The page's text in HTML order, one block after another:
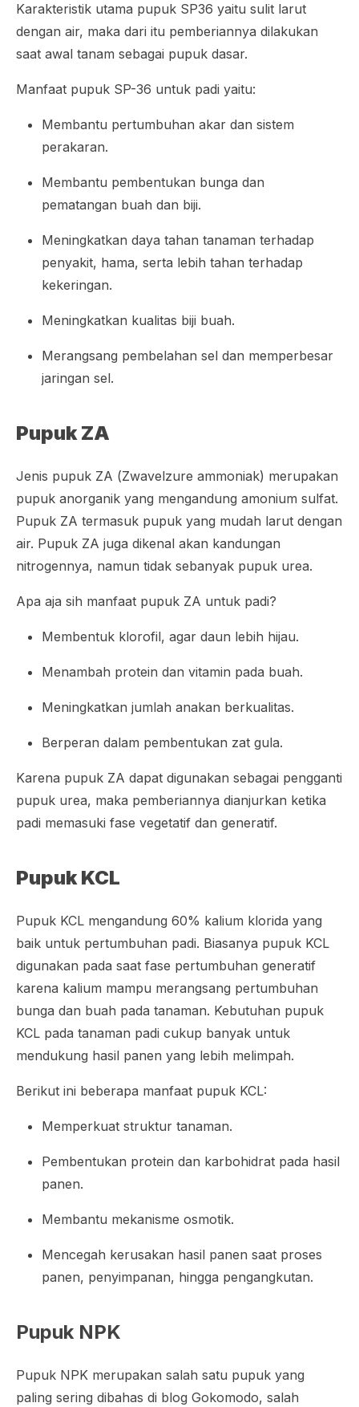
Karakteristik utama pupuk SP36 yaitu sulit larut
dengan air, maka dari itu pemberiannya dilakukan
saat awal tanam sebagai pupuk dasar.
Manfaat pupuk SP-36 untuk padi yaitu:
Membantu pertumbuhan akar dan sistem
perakaran.
Membantu pembentukan bunga dan
pematangan buah dan biji.
Meningkatkan daya tahan tanaman terhadap
penyakit, hama, serta lebih tahan terhadap
kekeringan.
Meningkatkan kualitas biji buah.
Merangsang pembelahan sel dan memperbesar
jaringan sel.
Pupuk ZA
Jenis pupuk ZA (Zwavelzure ammoniak) merupakan
pupuk anorganik yang mengandung amonium sulfat.
Pupuk ZA termasuk pupuk yang mudah larut dengan
air. Pupuk ZA juga dikenal akan kandungan
nitrogennya, namun tidak sebanyak pupuk urea.
Apa aja sih manfaat pupuk ZA untuk padi?
Membentuk klorofil, agar daun lebih hijau.
Menambah protein dan vitamin pada buah.
Meningkatkan jumlah anakan berkualitas.
Berperan dalam pembentukan zat gula.
Karena pupuk ZA dapat digunakan sebagai pengganti
pupuk urea, maka pemberiannya dianjurkan ketika
padi memasuki fase vegetatif dan generatif.
Pupuk KCL
Pupuk KCL mengandung 60% kalium klorida yang
baik untuk pertumbuhan padi. Biasanya pupuk KCL
digunakan pada saat fase pertumbuhan generatif
karena kalium mampu merangsang pertumbuhan
bunga dan buah pada tanaman. Kebutuhan pupuk
KCL pada tanaman padi cukup banyak untuk
mendukung hasil panen yang lebih melimpah.
Berikut ini beberapa manfaat pupuk KCL:
Memperkuat struktur tanaman.
Pembentukan protein dan karbohidrat pada hasil
panen.
Membantu mekanisme osmotik.
Mencegah kerusakan hasil panen saat proses
panen, penyimpanan, hingga pengangkutan.
Pupuk NPK
Pupuk NPK merupakan salah satu pupuk yang
paling sering dibahas di blog Gokomodo, salah